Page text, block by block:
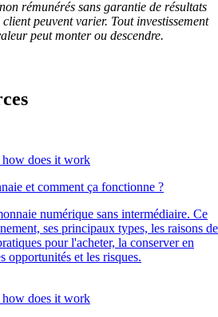
rémunérés sans garantie de résultats
peuvent varier. Tout investissement
peut monter ou descendre.
et comment ça fonctionne ?
numérique sans intermédiaire. Ce
ses principaux types, les raisons de
pour l'acheter, la conserver en
opportunités et les risques.